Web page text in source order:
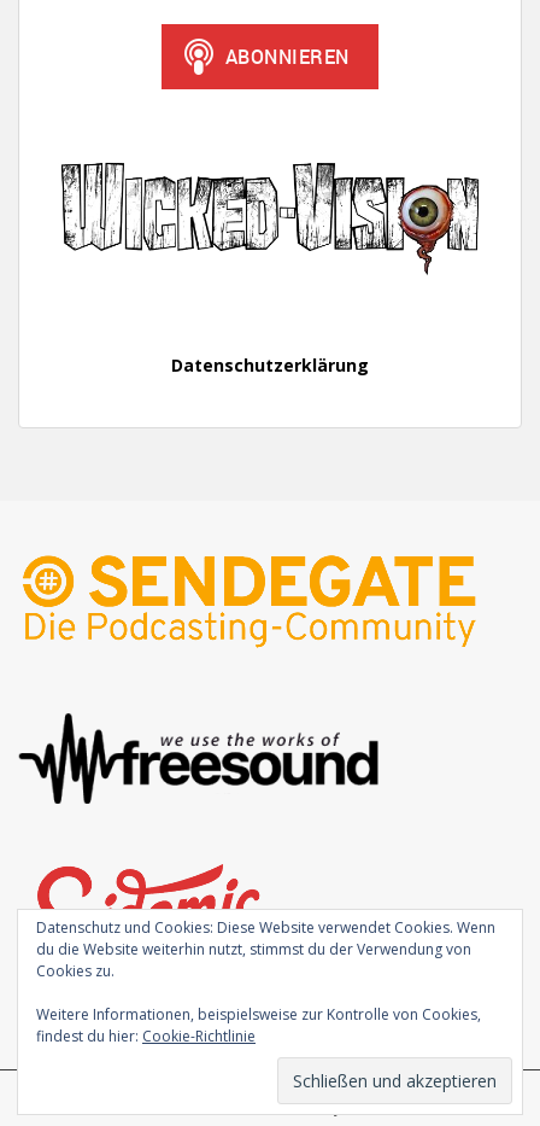
Datenschutzerklärung
Powered byWordPress
Datenschutz und Cookies: Diese Website verwendet Cookies. Wenn
du die Website weiterhin nutzt, stimmst du der Verwendung von
Cookies zu.
Weitere Informationen, beispielsweise zur Kontrolle von Cookies,
findest du hier: Cookie-Richtlinie